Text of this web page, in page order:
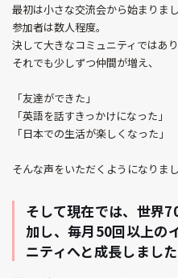
最初は小さな交流会から始まりまし
参加者は数人程度。
決して大きなコミュニティではあり
それでも少しずつ仲間が増え、
「友達ができた」
「英語を話すきっかけになった」
「日本での生活が楽しくなった」
そんな声をいただくようになりまし
そして現在では、世界
加し、毎月50回以上の
ニティへと成長しました